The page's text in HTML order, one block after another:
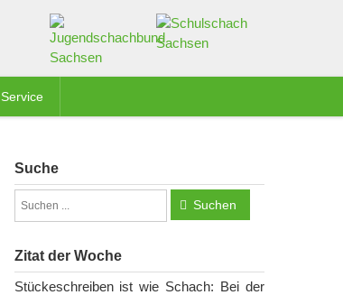
Service
Suche
Suchen
Zitat der Woche
Stückeschreiben ist wie Schach: Bei der